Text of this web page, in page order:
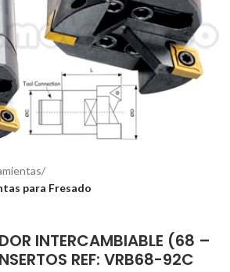
para Fresado
INTERCAMBIABLE (68 –
REF: VRB68-92C